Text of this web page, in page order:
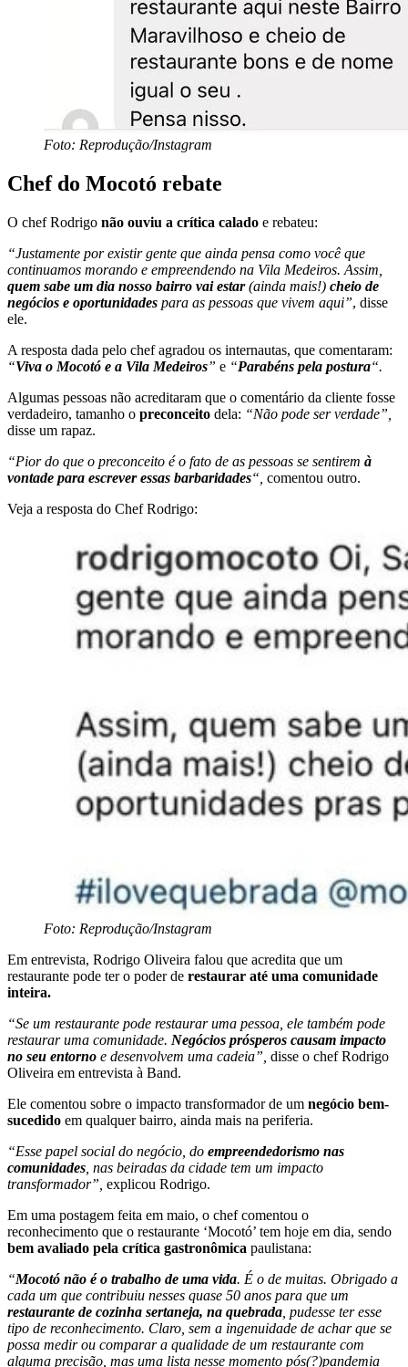
Foto: Reprodução/Instagram
Chef do Mocotó rebate
O chef Rodrigo não ouviu a crítica calado e rebateu:
“Justamente por existir gente que ainda pensa como você que
continuamos morando e empreendendo na Vila Medeiros. Assim,
quem sabe um dia nosso bairro vai estar(ainda mais!) cheio de
negócios e oportunidades para as pessoas que vivem aqui”, disse
ele.
A resposta dada pelo chef agradou os internautas, que comentaram:
“Viva o Mocotó e a Vila Medeiros” e “Parabéns pela postura“.
Algumas pessoas não acreditaram que o comentário da cliente fosse
verdadeiro, tamanho o preconceito dela: “Não pode ser verdade”,
disse um rapaz.
“Pior do que o preconceito é o fato de as pessoas se sentirem à
vontade para escrever essas barbaridades“, comentou outro.
Veja a resposta do Chef Rodrigo:
Foto: Reprodução/Instagram
Em entrevista, Rodrigo Oliveira falou que acredita que um
restaurante pode ter o poder de restaurar até uma comunidade
inteira.
“Se um restaurante pode restaurar uma pessoa, ele também pode
restaurar uma comunidade. Negócios prósperos causam impacto
no seu entorno e desenvolvem uma cadeia”, disse o chef Rodrigo
Oliveira em entrevista à Band.
Ele comentou sobre o impacto transformador de um negócio bem-
sucedido em qualquer bairro, ainda mais na periferia.
“Esse papel social do negócio, do empreendedorismo nas
comunidades , nas beiradas da cidade tem um impacto
transformador”, explicou Rodrigo.
Em uma postagem feita em maio, o chef comentou o
reconhecimento que o restaurante ‘Mocotó’ tem hoje em dia, sendo
bem avaliado pela crítica gastronômica paulistana:
“Mocotó não é o trabalho de uma vida. É o de muitas. Obrigado a
cada um que contribuiu nesses quase 50 anos para que um
restaurante de cozinha sertaneja, na quebrada , pudesse ter esse
tipo de reconhecimento. Claro, sem a ingenuidade de achar que se
possa medir ou comparar a qualidade de um restaurante com
alguma precisão, mas uma lista nesse momento pós(?)pandemia